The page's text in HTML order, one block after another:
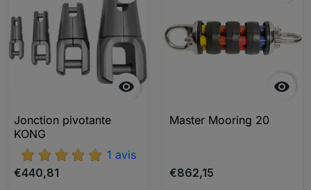

Jonction pivotante
KONG
1 avis
€440,81

Master Mooring 20
€862,15